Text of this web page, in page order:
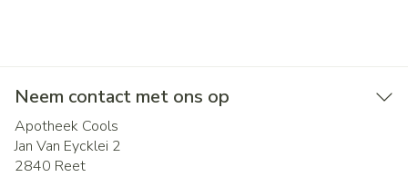
Neem contact met ons op
Apotheek Cools
Jan Van Eycklei 2
2840 Reet